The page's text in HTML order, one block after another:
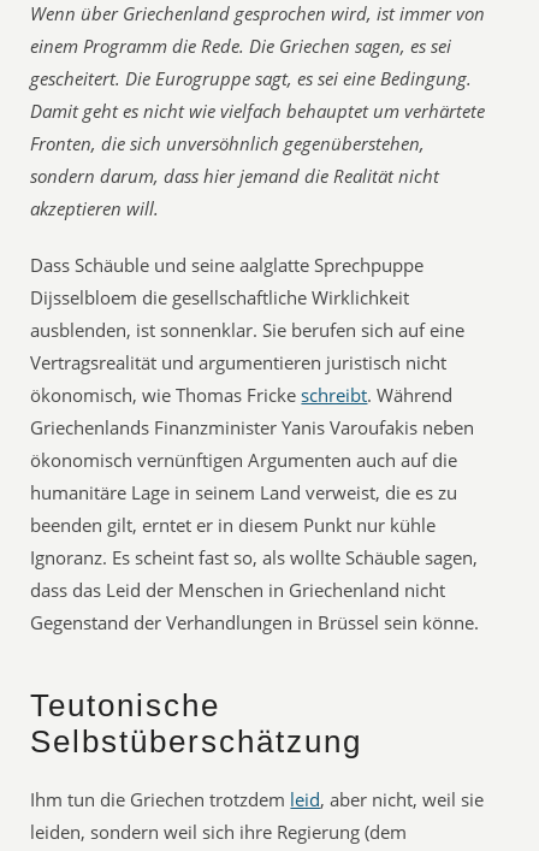
Wenn über Griechenland gesprochen wird, ist immer von
einem Programm die Rede. Die Griechen sagen, es sei
gescheitert. Die Eurogruppe sagt, es sei eine Bedingung.
Damit geht es nicht wie vielfach behauptet um verhärtete
Fronten, die sich unversöhnlich gegenüberstehen,
sondern darum, dass hier jemand die Realität nicht
akzeptieren will.
Dass Schäuble und seine aalglatte Sprechpuppe
Dijsselbloem die gesellschaftliche Wirklichkeit
ausblenden, ist sonnenklar. Sie berufen sich auf eine
Vertragsrealität und argumentieren juristisch nicht
ökonomisch, wie Thomas Frickeschreibt. Während
Griechenlands Finanzminister Yanis Varoufakis neben
ökonomisch vernünftigen Argumenten auch auf die
humanitäre Lage in seinem Land verweist, die es zu
beenden gilt, erntet er in diesem Punkt nur kühle
Ignoranz. Es scheint fast so, als wollte Schäuble sagen,
dass das Leid der Menschen in Griechenland nicht
Gegenstand der Verhandlungen in Brüssel sein könne.
Teutonische
Selbstüberschätzung
Ihm tun die Griechen trotzdem leid, aber nicht, weil sie
leiden, sondern weil sich ihre Regierung (dem